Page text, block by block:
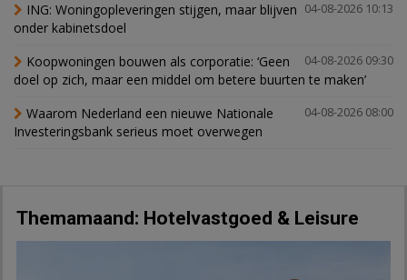
04-08-2026 10:13
ING: Woningopleveringen stijgen, maar blijven
onder kabinetsdoel
04-08-2026 09:30
Koopwoningen bouwen als corporatie: ‘Geen
doel op zich, maar een middel om betere buurten te maken’
04-08-2026 08:00
Waarom Nederland een nieuwe Nationale
Investeringsbank serieus moet overwegen
Themamaand: Hotelvastgoed & Leisure